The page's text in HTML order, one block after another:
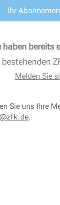
Ihr
haben bereits
Melden Sie
Sie uns Ihre
.